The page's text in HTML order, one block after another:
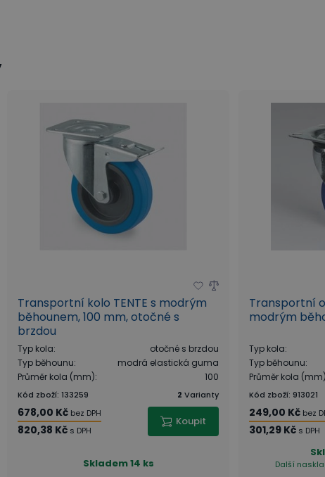
Transportní kolo TENTE s modrým
běhounem, 100 mm, otočné s
brzdou
Typ kola:
otočné s brzdou
Typ běhounu:
modrá elastická guma
Průměr kola (mm): 100
Kód zboží:133259 2 Varianty
678,00 Kč bez DPH
820,38 Kč s DPH
Koupit
Skladem14 ks
Transportní
modrým
Typ kola:
Typ běhounu:
Průměr kola (mm)
Kód zboží:913021
249,00 Kč bez
301,29 Kč s DPH
Další